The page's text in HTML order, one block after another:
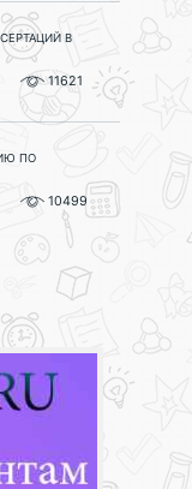
В
11621
ПО
10499